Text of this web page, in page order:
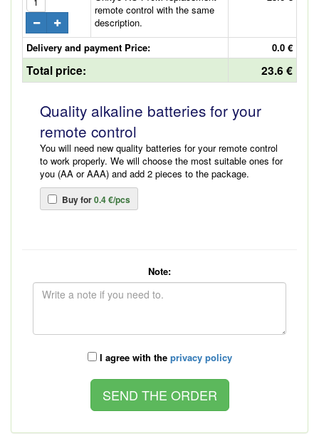
remote control with the same
description.
Delivery and payment Price: 0.0 €
Total price: 23.6 €
Quality alkaline batteries for your
remote control
You will need new quality batteries for your remote control
to work properly. We will choose the most suitable ones for
you (AA or AAA) and add 2 pieces to the package.
Buy for0.4 €/pcs
Note:
I agree with the privacy policy